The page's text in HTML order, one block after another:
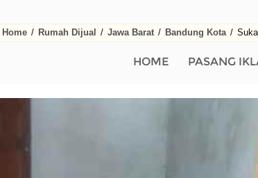
Home / Rumah Dijual / Jawa Barat / Bandung Kota /
HOME PASANG